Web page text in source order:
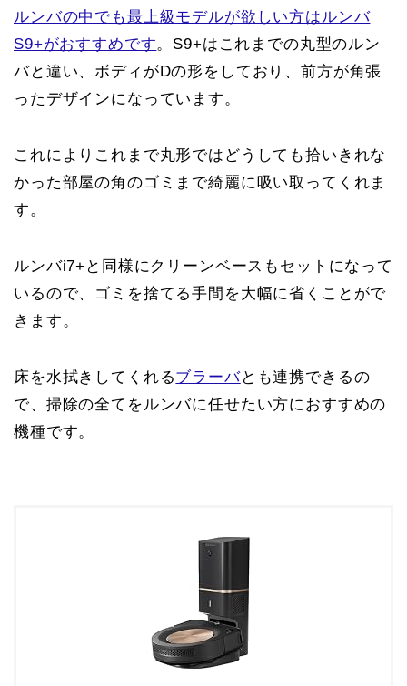
ルンバの中でも最上級モデルが欲しい方はルンバ
S9+がおすすめです。S9+はこれまでの丸型のルン
バと違い、ボディがDの形をしており、前方が角張
ったデザインになっています。
これによりこれまで丸形ではどうしても拾いきれな
かった部屋の角のゴミまで綺麗に吸い取ってくれま
す。
ルンバi7+と同様にクリーンベースもセットになって
いるので、ゴミを捨てる手間を大幅に省くことがで
きます。
床を水拭きしてくれるブラーバとも連携できるの
で、掃除の全てをルンバに任せたい方におすすめの
機種です。